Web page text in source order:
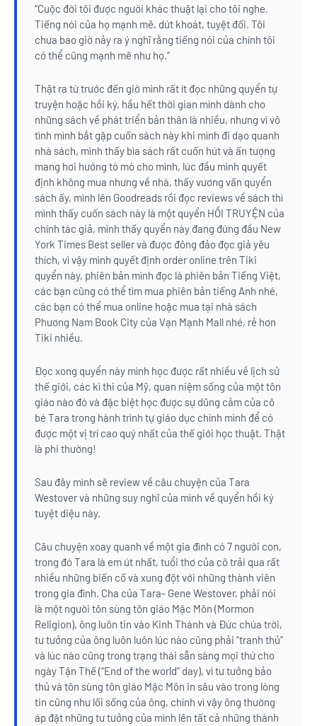
“Cuộc đời tôi được người khác thuật lại cho tôi nghe.
Tiếng nói của họ mạnh mẽ, dứt khoát, tuyệt đối. Tôi
chưa bao giờ nảy ra ý nghĩ rằng tiếng nói của chính tôi
có thể cũng mạnh mẽ như họ.”
Thật ra từ trước đến giờ mình rất ít đọc những quyển tự
truyện hoặc hồi ký, hầu hết thời gian mình dành cho
những sách về phát triển bản thân là nhiều, nhưng vì vô
tình mình bắt gặp cuốn sách này khi mình đi dạo quanh
nhà sách, mình thấy bìa sách rất cuốn hút và ấn tượng
mang hơi hướng tò mò cho mình, lúc đầu mình quyết
định không mua nhưng về nhà, thấy vương vấn quyển
sách ấy, mình lên Goodreads rồi đọc reviews về sách thì
mình thấy cuốn sách này là một quyển HỒI TRUYỆN của
chính tác giả, mình thấy quyển này đang đứng đầu New
York Times Best seller và được đông đảo đọc giả yêu
thích, vì vậy mình quyết định order online trên Tiki
quyển này, phiên bản mình đọc là phiên bản Tiếng Việt,
các bạn cũng có thể tìm mua phiên bản tiếng Anh nhé,
các bạn có thể mua online hoặc mua tại nhà sách
Phương Nam Book City của Vạn Mạnh Mall nhé, rẻ hơn
Tiki nhiều.
Đọc xong quyển này mình học được rất nhiều về lịch sử
thế giới, các kì thi của Mỹ, quan niệm sống của một tôn
giáo nào đó và đặc biệt học được sự dũng cảm của cô
bé Tara trong hành trình tự giáo dục chính mình để có
được một vị trí cao quý nhất của thế giới học thuật. Thật
là phi thường!
Sau đây mình sẽ review về câu chuyện của Tara
Westover và những suy nghĩ của mình về quyển hồi ký
tuyệt diệu này.
Câu chuyện xoay quanh về một gia đình có 7 người con,
trong đó Tara là em út nhất, tuổi thơ của cô trải qua rất
nhiều những biến cố và xung đột với những thành viên
trong gia đình. Cha của Tara- Gene Westover, phải nói
là một người tôn sùng tôn giáo Mặc Môn (Mormon
Religion), ông luôn tin vào Kinh Thánh và Đức chúa trời,
tư tưởng của ông luôn luôn lúc nào cũng phải “tranh thủ”
và lúc nào cũng trong trạng thái sẵn sàng mọi thứ cho
ngày Tận Thế (“End of the world” day), vì tư tưởng bảo
thủ và tôn sùng tôn giáo Mặc Môn in sâu vào trong lòng
tin cũng như lối sống của ông, chính vì vậy ông thường
áp đặt những tư tưởng của mình lên tất cả những thành